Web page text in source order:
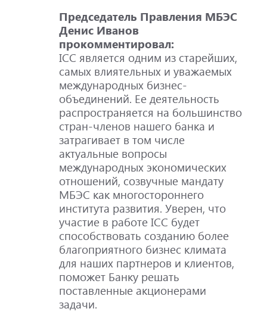
Председатель Правления МБЭС
Денис Иванов
прокомментировал:
ICC является одним из старейших,
самых влиятельных и уважаемых
международных бизнес-
объединений. Ее деятельность
распространяется на большинство
стран-членов нашего банка и
затрагивает в том числе
актуальные вопросы
международных экономических
отношений, созвучные мандату
МБЭС как многостороннего
института развития. Уверен, что
участие в работе ICC будет
способствовать созданию более
благоприятного бизнес климата
для наших партнеров и клиентов,
поможет Банку решать
поставленные акционерами
задачи.